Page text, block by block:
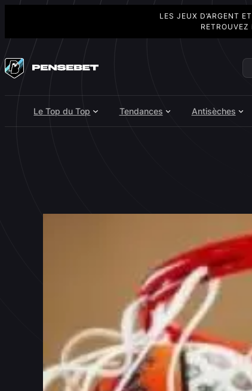
LES JEUX D’ARGENT
au
contenu
Le Top du Top Tendances Antisèches